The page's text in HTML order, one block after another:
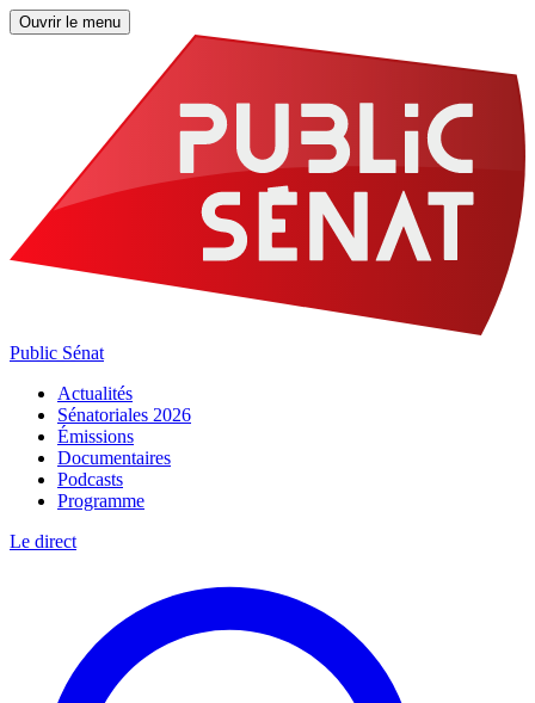
Ouvrir le menu
Public Sénat
Actualités
Sénatoriales 2026
Émissions
Documentaires
Podcasts
Programme
Le direct